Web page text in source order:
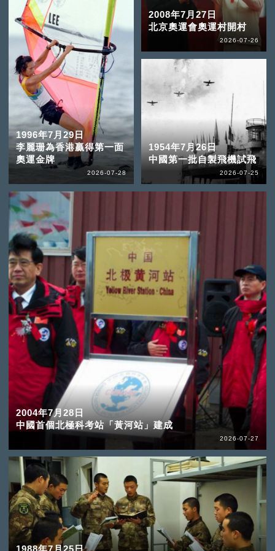
1996年7月29日
李麗珊為香港贏得第一面
奧運金牌
2026-07-28
2004年7月28日
中國首個北極科考站「黃河站」建成
2026-07-27
2008年7月27日
北京奧運會奧運村開村
2026-07-26
1954年7月26日
中國第一批自製飛機試飛
2026-07-25
1988年7月25日